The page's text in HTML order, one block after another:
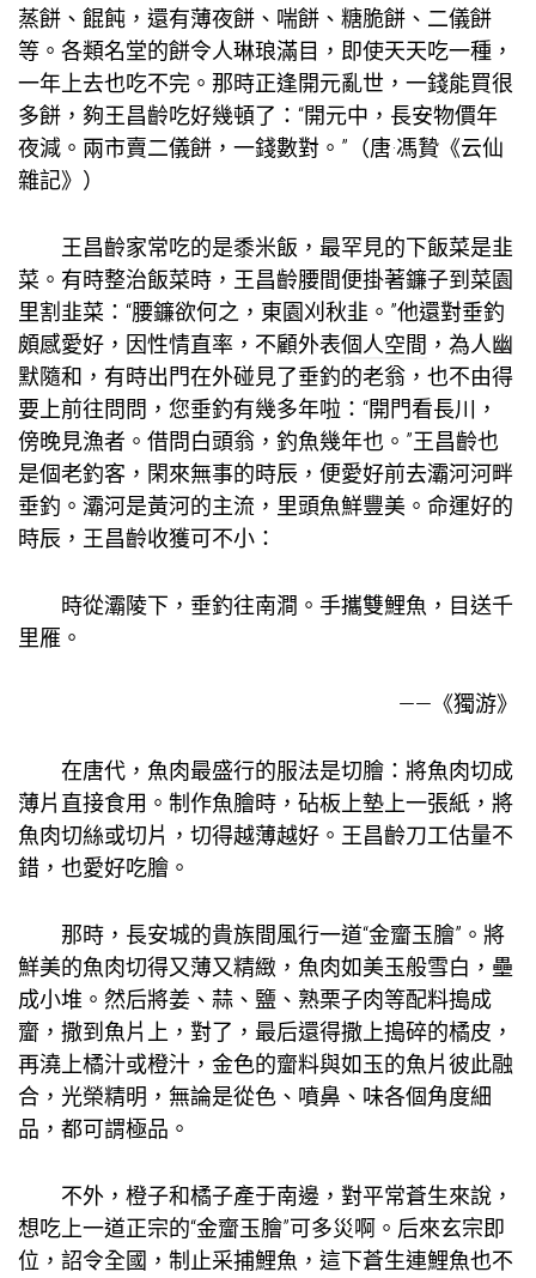
蒸餅、餛飩，還有薄夜餅、喘餅、糖脆餅、二儀餅
等。各類名堂的餅令人琳琅滿目，即使天天吃一種，
一年上去也吃不完。那時正逢開元亂世，一錢能買很
多餅，夠王昌齡吃好幾頓了：“開元中，長安物價年
夜減。兩市賣二儀餅，一錢數對。”（唐·馮贄《云仙
雜記》）
王昌齡家常吃的是黍米飯，最罕見的下飯菜是韭
菜。有時整治飯菜時，王昌齡腰間便掛著鐮子到菜園
里割韭菜：“腰鐮欲何之，東園刈秋韭。”他還對垂釣
頗感愛好，因性情直率，不顧外表個人空間 ，為人幽
默隨和，有時出門在外碰見了垂釣的老翁，也不由得
要上前往問問，您垂釣有幾多年啦：“開門看長川，
傍晚見漁者。借問白頭翁，釣魚幾年也。”王昌齡也
是個老釣客，閑來無事的時辰，便愛好前去灞河河畔
垂釣。灞河是黃河的主流，里頭魚鮮豐美。命運好的
時辰，王昌齡收獲可不小：
時從灞陵下，垂釣往南澗。手攜雙鯉魚，目送千
里雁。
——《獨游》
在唐代，魚肉最盛行的服法是切膾：將魚肉切成
薄片直接食用。制作魚膾時，砧板上墊上一張紙，將
魚肉切絲或切片，切得越薄越好。王昌齡刀工估量不
錯，也愛好吃膾。
那時，長安城的貴族間風行一道“金齏玉膾”。將
鮮美的魚肉切得又薄又精緻，魚肉如美玉般雪白，壘
成小堆。然后將姜、蒜、鹽、熟栗子肉等配料搗成
齏，撒到魚片上，對了，最后還得撒上搗碎的橘皮，
再澆上橘汁或橙汁，金色的齏料與如玉的魚片彼此融
合，光榮精明，無論是從色、噴鼻、味各個角度細
品，都可謂極品。
不外，橙子和橘子產于南邊，對平常蒼生來說，
想吃上一道正宗的“金齏玉膾”可多災啊。后來玄宗即
位，詔令全國，制止采捕鯉魚，這下蒼生連鯉魚也不